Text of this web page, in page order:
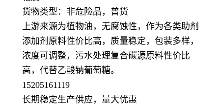
货物类型：非危险品，普货
上游来源为植物油，无腐蚀性，作为各类助剂
添加剂原料性价比高，质量稳定，包装多样，
浓度可调整，污水处理复合碳源原料性价比
高， 代替乙酸钠葡萄糖。
15205161119
长期稳定生产供应，量大优惠